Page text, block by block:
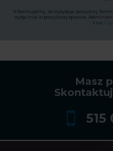
Informujemy, że wysyłając powyższy
wyłącznie w powyższej sprawie.
z o.o.
Masz
515